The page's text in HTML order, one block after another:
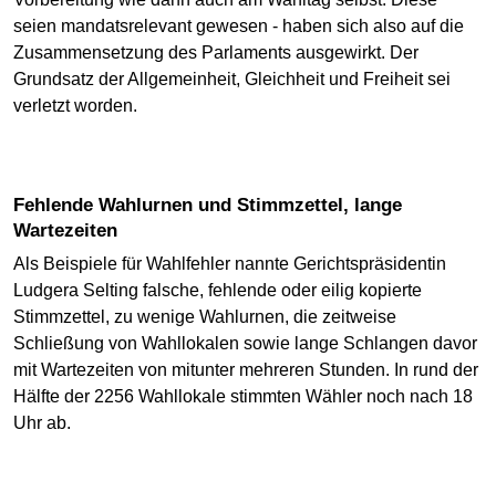
seien mandatsrelevant gewesen - haben sich also auf die
Zusammensetzung des Parlaments ausgewirkt. Der
Grundsatz der Allgemeinheit, Gleichheit und Freiheit sei
verletzt worden.
Fehlende Wahlurnen und Stimmzettel, lange
Wartezeiten
Als Beispiele für Wahlfehler nannte Gerichtspräsidentin
Ludgera Selting falsche, fehlende oder eilig kopierte
Stimmzettel, zu wenige Wahlurnen, die zeitweise
Schließung von Wahllokalen sowie lange Schlangen davor
mit Wartezeiten von mitunter mehreren Stunden. In rund der
Hälfte der 2256 Wahllokale stimmten Wähler noch nach 18
Uhr ab.